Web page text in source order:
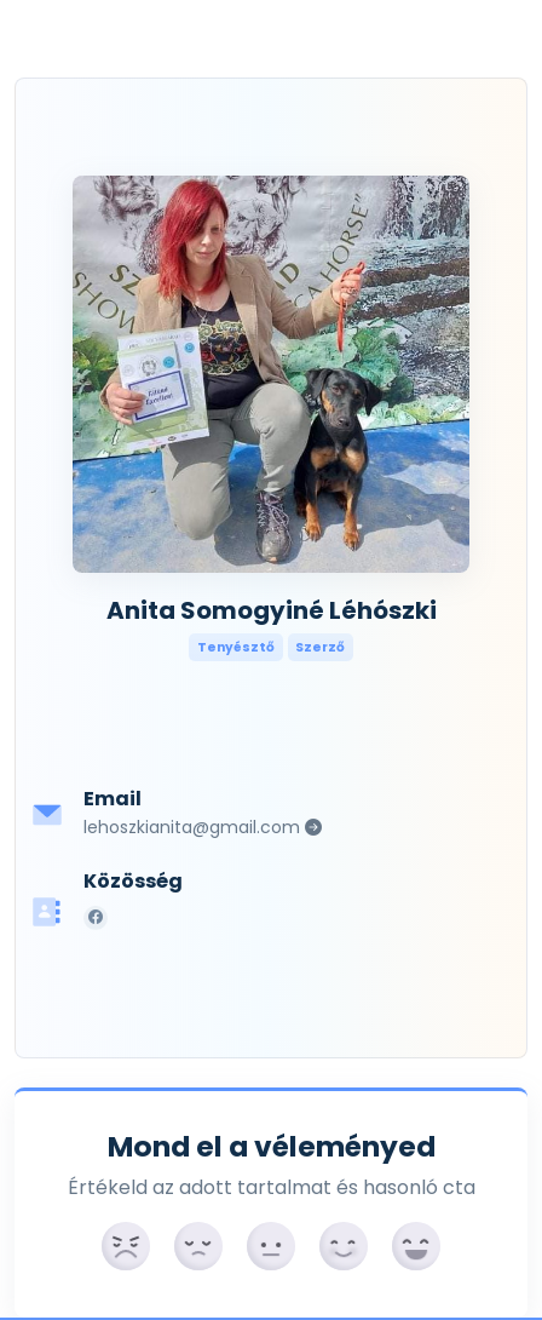
Anita Somogyiné Léhószki
Tenyésztő Szerző
Email
lehoszkianita@gmail.com
Közösség
Mond el a véleményed
Értékeld az adott tartalmat és hasonló cta